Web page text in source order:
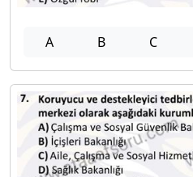
A B C